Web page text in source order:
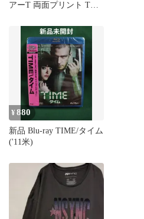
アーT 両面プリント Tシ
¥880
新品 Blu-ray TIME/タイム
('11米)